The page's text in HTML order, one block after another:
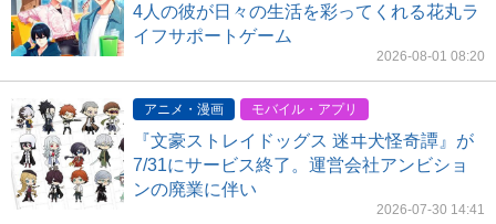
4人の彼が日々の生活を彩ってくれる花丸ラ
イフサポートゲーム
2026-08-01 08:20
アニメ・漫画 モバイル・アプリ
『文豪ストレイドッグス 迷ヰ犬怪奇譚』が
7/31にサービス終了。運営会社アンビショ
ンの廃業に伴い
2026-07-30 14:41